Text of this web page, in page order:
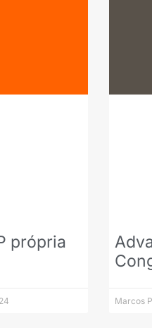
própria
Marcos